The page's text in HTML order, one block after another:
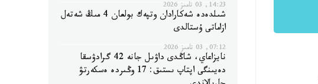
14:23, 03 تامىز 2026
شىلدەدە شەكارادان وتپەك بولعان 4 مىڭ شەتەل
ازاماتى ۇستالدى
07:12, 03 تامىز 2026
نايزاعاي، شاڭدى داۋىل جانە 42 گرادۋسقا
دەيىنگى اپتاپ ىستىق: 17 وڭىردە ەسكەرتۋ